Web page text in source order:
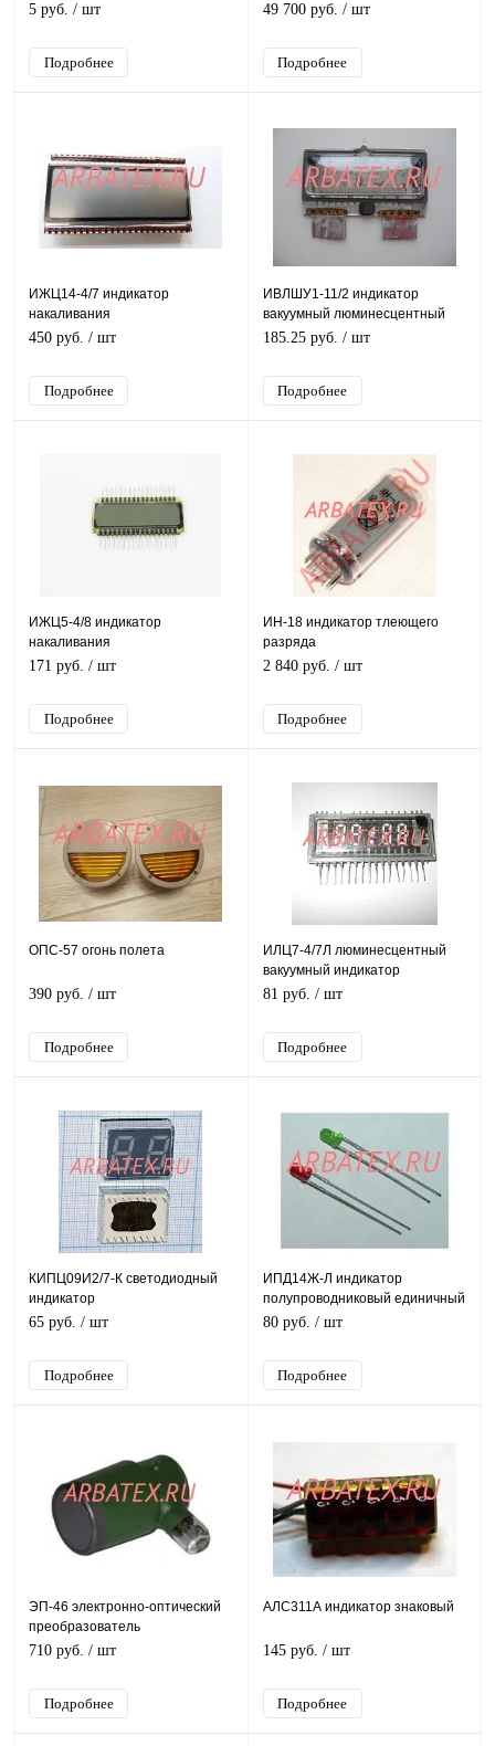
5 руб. / шт
Подробнее
49 700 руб. / шт
Подробнее
ИЖЦ14-4/7 индикатор
накаливания
450 руб. / шт
Подробнее
ИВЛШУ1-11/2 индикатор
вакуумный люминесцентный
185.25 руб. / шт
Подробнее
ИЖЦ5-4/8 индикатор
накаливания
171 руб. / шт
Подробнее
ИН-18 индикатор тлеющего
разряда
2 840 руб. / шт
Подробнее
ОПС-57 огонь полета
390 руб. / шт
Подробнее
ИЛЦ7-4/7Л люминесцентный
вакуумный индикатор
81 руб. / шт
Подробнее
КИПЦ09И2/7-К светодиодный
индикатор
65 руб. / шт
Подробнее
ИПД14Ж-Л индикатор
полупроводниковый единичный
80 руб. / шт
Подробнее
ЭП-46 электронно-оптический
преобразователь
710 руб. / шт
Подробнее
АЛС311А индикатор знаковый
145 руб. / шт
Подробнее